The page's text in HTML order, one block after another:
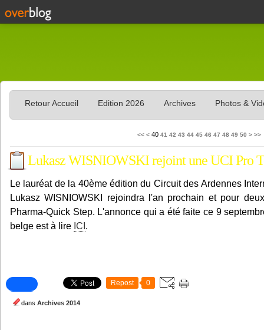
Retour Accueil Edition 2026 Archives Photos &
<< < 10
20
30
40 41 42 43 44 45 46 47 48 49 50 60
70
80
90
100
> >>
Lukasz WISNIOWSKI rejoint une UCI Pro
Le lauréat de la 40ème édition du Circuit des Ardennes
Lukasz WISNIOWSKI rejoindra l'an prochain et pour
Pharma-Quick Step. L'annonce qui a été faite ce 9
belge est à lire ICI .
Repost 0
dans Archives 2014